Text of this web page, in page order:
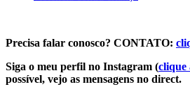
Precisa falar conosco? CONTATO:
Siga o meu perfil no Instagram (clique
possível, vejo as mensagens no direct.